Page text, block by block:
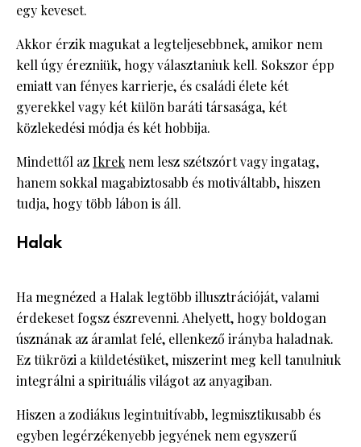
egy keveset.
Akkor érzik magukat a legteljesebbnek, amikor nem
kell úgy érezniük, hogy választaniuk kell. Sokszor épp
emiatt van fényes karrierje, és családi élete két
gyerekkel vagy két külön baráti társasága, két
közlekedési módja és két hobbija.
Mindettől azIkreknem lesz szétszórt vagy ingatag,
hanem sokkal magabiztosabb és motiváltabb, hiszen
tudja, hogy több lábon is áll.
Halak
Ha megnézed a Halak legtöbb illusztrációját, valami
érdekeset fogsz észrevenni. Ahelyett, hogy boldogan
úsznának az áramlat felé, ellenkező irányba haladnak.
Ez tükrözi a küldetésüket, miszerint meg kell tanulniuk
integrálni a spirituális világot az anyagiban.
Hiszen a zodiákus legintuitívabb, legmisztikusabb és
egyben legérzékenyebb jegyének nem egyszerű